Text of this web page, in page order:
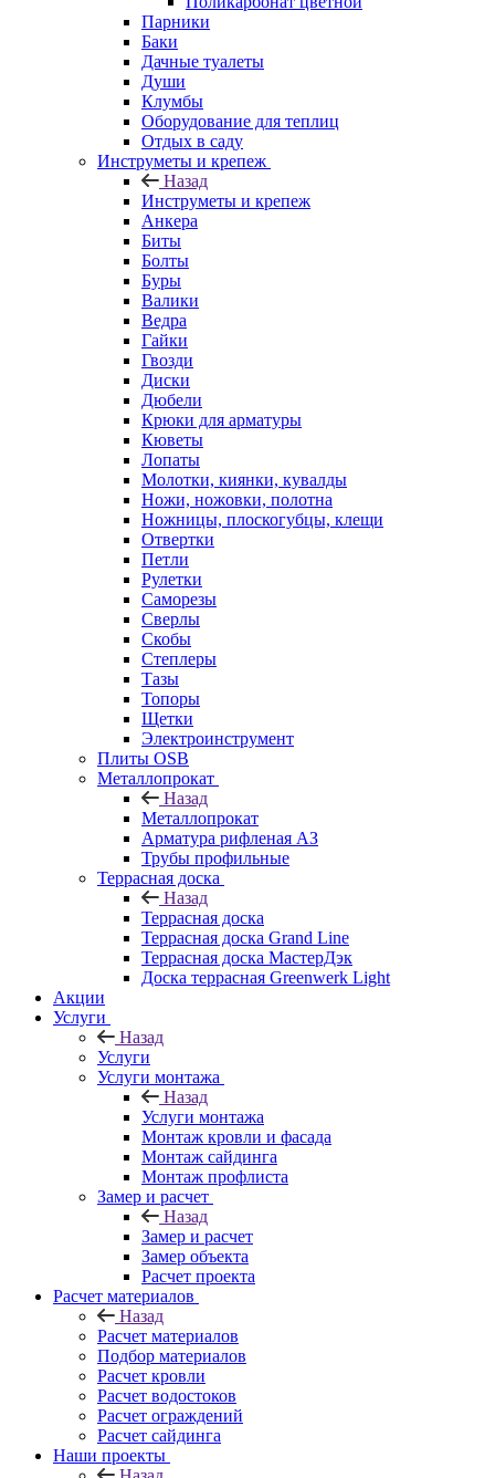
Парники
Баки
Дачные туалеты
Души
Клумбы
Оборудование для теплиц
Отдых в саду
Инструметы и крепеж
Назад
Инструметы и крепеж
Анкера
Биты
Болты
Буры
Валики
Ведра
Гайки
Гвозди
Диски
Дюбели
Крюки для арматуры
Кюветы
Лопаты
Молотки, киянки, кувалды
Ножи, ножовки, полотна
Ножницы, плоскогубцы, клещи
Отвертки
Петли
Рулетки
Саморезы
Сверлы
Скобы
Степлеры
Тазы
Топоры
Щетки
Электроинструмент
Плиты OSB
Металлопрокат
Назад
Металлопрокат
Арматура рифленая АЗ
Трубы профильные
Террасная доска
Назад
Террасная доска
Террасная доска Grand Line
Террасная доска МастерДэк
Доска террасная Greenwerk Light
Акции
Услуги
Назад
Услуги
Услуги монтажа
Назад
Услуги монтажа
Монтаж кровли и фасада
Монтаж сайдинга
Монтаж профлиста
Замер и расчет
Назад
Замер и расчет
Замер объекта
Расчет проекта
Расчет материалов
Назад
Расчет материалов
Подбор материалов
Расчет кровли
Расчет водостоков
Расчет ограждений
Расчет сайдинга
Наши проекты